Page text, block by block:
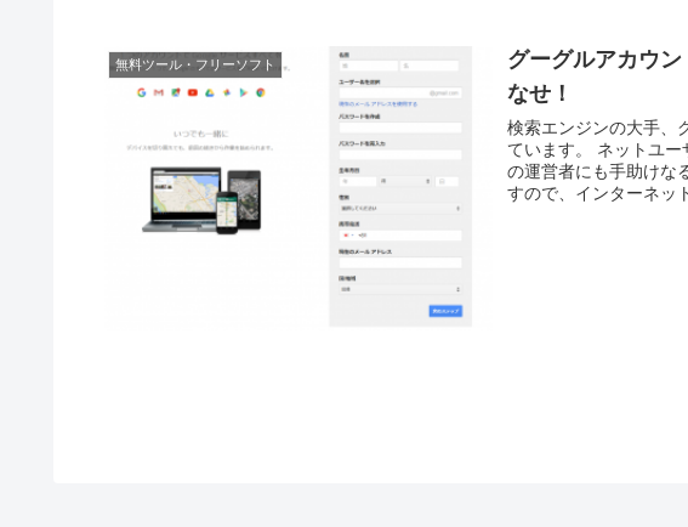
無料ツール・フリーソフト
グーグルアカウ
なせ！
検索エンジンの大手、
ています。 ネットユ
の運営者にも手助けな
すので、インターネッ